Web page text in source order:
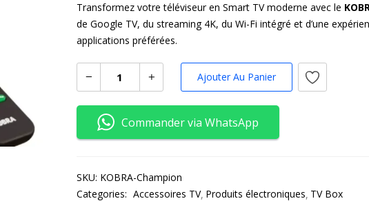
Transformez votre téléviseur en Smart TV moderne avec le
de Google TV, du streaming 4K, du Wi-Fi intégré et d’une
applications préférées.
Ajouter Au Panier
Commander via WhatsApp
SKU: KOBRA-Champion
Categories: Accessoires TV Produits électroniques TV Box